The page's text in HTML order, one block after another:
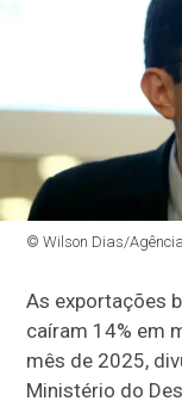
© Wilson Dias/
As exportações
caíram 14% em
mês de 2025,
Ministério do